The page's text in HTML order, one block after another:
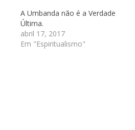
A Umbanda não é a Verdade
Última.
abril 17, 2017
Em "Espiritualismo"